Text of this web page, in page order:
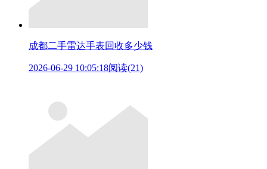
成都二手雷达手表回收多少钱
2026-06-29 10:05:18阅读(21)